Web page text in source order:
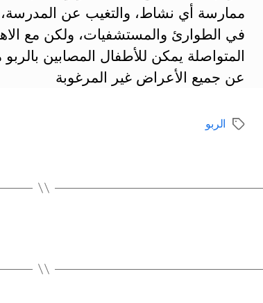
ممارسة أي نشاط، والتغيب عن
في الطوارئ والمستشفيات، ولكن مع
المتواصلة يمكن للأطفال المصابين بالربو
عن جميع الأعراض غير المرغوبة
الوسومالربو